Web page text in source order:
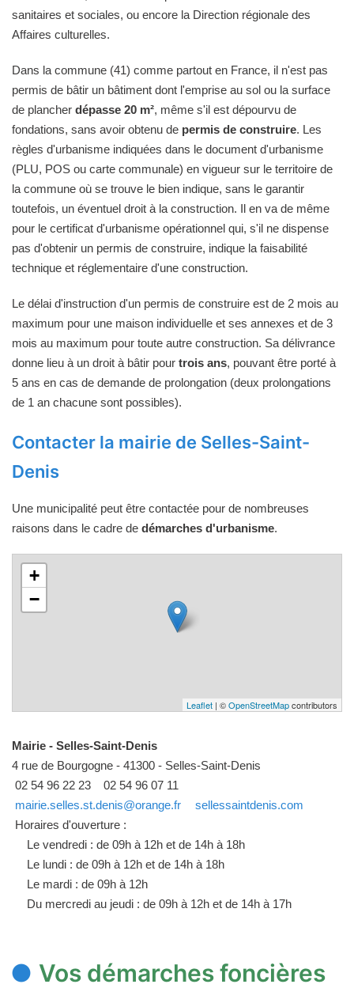
sanitaires et sociales, ou encore la Direction régionale des
Affaires culturelles.
Dans la commune (41) comme partout en France, il n'est pas
permis de bâtir un bâtiment dont l'emprise au sol ou la surface
de plancher dépasse 20 m², même s'il est dépourvu de
fondations, sans avoir obtenu de permis de construire. Les
règles d'urbanisme indiquées dans le document d'urbanisme
(PLU, POS ou carte communale) en vigueur sur le territoire de
la commune où se trouve le bien indique, sans le garantir
toutefois, un éventuel droit à la construction. Il en va de même
pour le certificat d'urbanisme opérationnel qui, s'il ne dispense
pas d'obtenir un permis de construire, indique la faisabilité
technique et réglementaire d'une construction.
Le délai d'instruction d'un permis de construire est de 2 mois au
maximum pour une maison individuelle et ses annexes et de 3
mois au maximum pour toute autre construction. Sa délivrance
donne lieu à un droit à bâtir pour trois ans, pouvant être porté à
5 ans en cas de demande de prolongation (deux prolongations
de 1 an chacune sont possibles).
Contacter la mairie de Selles-Saint-
Denis
Une municipalité peut être contactée pour de nombreuses
raisons dans le cadre de démarches d'urbanisme.
+
−
Leaflet | ©OpenStreetMapcontributors
Mairie - Selles-Saint-Denis
4 rue de Bourgogne - 41300 - Selles-Saint-Denis
02 54 96 22 23
02 54 96 07 11
mairie.selles.st.denis@orange.fr
sellessaintdenis.com
Horaires d'ouverture :
Le vendredi : de 09h à 12h et de 14h à 18h
Le lundi : de 09h à 12h et de 14h à 18h
Le mardi : de 09h à 12h
Du mercredi au jeudi : de 09h à 12h et de 14h à 17h
Vos démarches foncières